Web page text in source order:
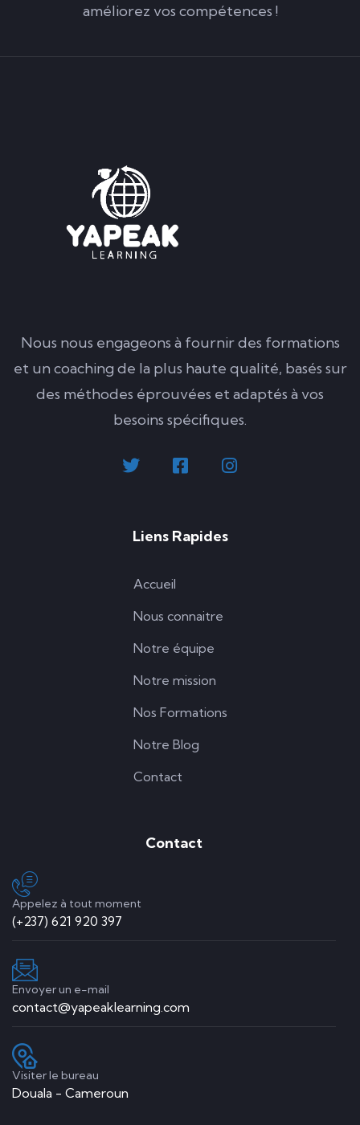
améliorez vos compétences !
Nous nous engageons à fournir des formations
et un coaching de la plus haute qualité, basés sur
des méthodes éprouvées et adaptés à vos
besoins spécifiques.
Liens Rapides
Accueil
Nous connaitre
Notre équipe
Notre mission
Nos Formations
Notre Blog
Contact
Contact
Appelez à tout moment
(+237) 621 920 397
Envoyer un e-mail
contact@yapeaklearning.com
Visiter le bureau
Douala - Cameroun